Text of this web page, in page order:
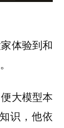
体验到和
大模型本
识，他依